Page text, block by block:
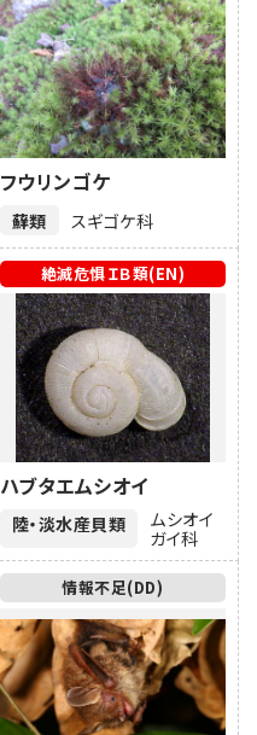
蘚類
フウリンゴケ
スギゴケ科
陸・淡水産貝類
ハブタエムシオイ
ムシオイ
ガイ科
絶滅危惧ＩＢ類(EN)
情報不足(DD)